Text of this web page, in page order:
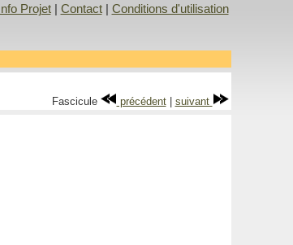
Info Projet| Contact| Conditions d'utilisation
Fascicule précédent| suivant